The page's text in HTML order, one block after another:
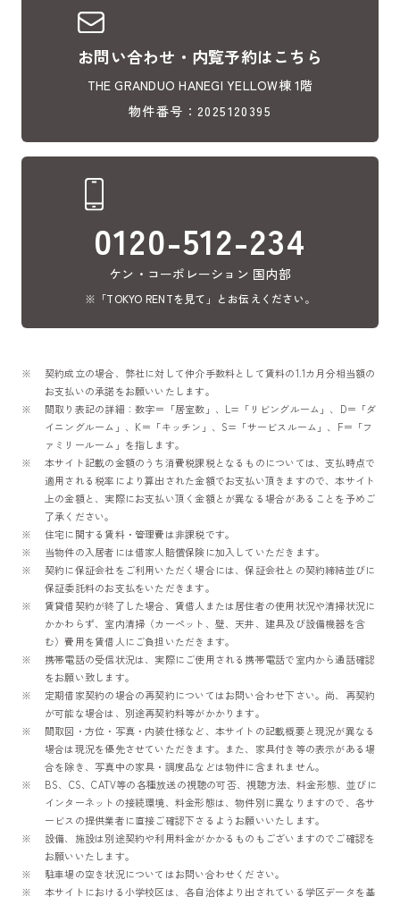
お問い合わせ・内覧予約はこちら
THE GRANDUO HANEGI YELLOW棟 1階
物件番号：2025120395
0120-512-234
ケン・コーポレーション 国内部
※「TOKYO RENTを見て」とお伝えください。
契約成立の場合、弊社に対して仲介手数料として賃料の1.1カ月分相当額の
お支払いの承諾をお願いいたします。
間取り表記の詳細：数字＝「居室数」、L=「リビングルーム」、D＝「ダ
イニングルーム」、K＝「キッチン」、S=「サービスルーム」、F＝「フ
ァミリールーム」を指します。
本サイト記載の金額のうち消費税課税となるものについては、支払時点で
適用される税率により算出された金額でお支払い頂きますので、本サイト
上の金額と、実際にお支払い頂く金額とが異なる場合があることを予めご
了承ください。
住宅に関する賃料・管理費は非課税です。
当物件の入居者には借家人賠償保険に加入していただきます。
契約に保証会社をご利用いただく場合には、保証会社との契約締結並びに
保証委託料のお支払をいただきます。
賃貸借契約が終了した場合、賃借人または居住者の使用状況や清掃状況に
かかわらず、室内清掃（カーペット、壁、天井、建具及び設備機器を含
む）費用を賃借人にご負担いただきます。
携帯電話の受信状況は、実際にご使用される携帯電話で室内から通話確認
をお願い致します。
定期借家契約の場合の再契約についてはお問い合わせ下さい。尚、再契約
が可能な場合は、別途再契約料等がかかります。
間取図・方位・写真・内装仕様など、本サイトの記載概要と現況が異なる
場合は現況を優先させていただきます。また、家具付き等の表示がある場
合を除き、写真中の家具・調度品などは物件に含まれません。
BS、CS、CATV等の各種放送の視聴の可否、視聴方法、料金形態、並びに
インターネットの接続環境、料金形態は、物件別に異なりますので、各サ
ービスの提供業者に直接ご確認下さるようお願いいたします。
設備、施設は別途契約や利用料金がかかるものもございますのでご確認を
お願いいたします。
駐車場の空き状況についてはお問い合わせください。
本サイトにおける小学校区は、各自治体より出されている学区データを基